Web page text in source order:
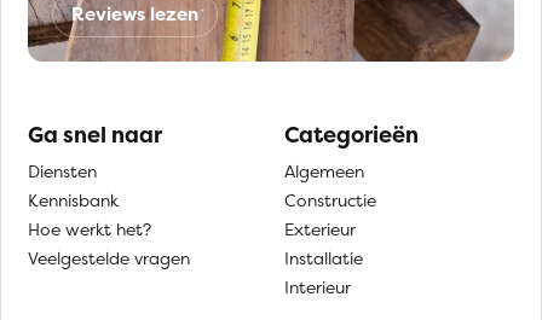
Reviews lezen
Ga snel naar
Diensten
Kennisbank
Hoe werkt het?
Veelgestelde vragen
Categorieën
Algemeen
Constructie
Exterieur
Installatie
Interieur